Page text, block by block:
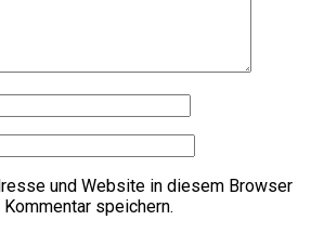
und Website in diesem Browser
speichern.